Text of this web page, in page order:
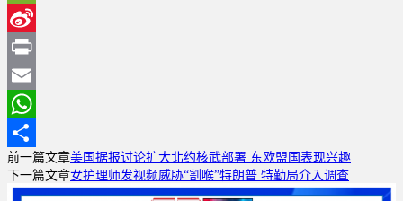
WeChat
Sina
Weibo
Print
Email
WhatsApp
分
享
前一篇文章美国据报讨论扩大北约核武部署 东欧盟国表现兴趣
下一篇文章女护理师发视频威胁“割喉”特朗普 特勤局介入调查